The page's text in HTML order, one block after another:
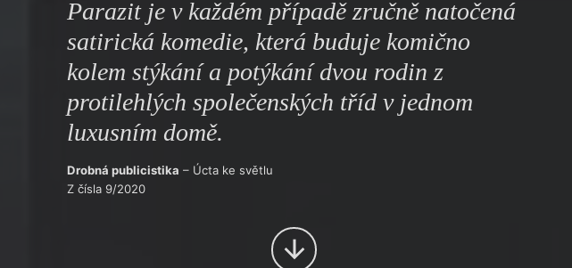
Výroční ceny
Parazit je v každém případě zručně natočená
satirická komedie, která buduje komično
kolem stýkání a potýkání dvou rodin z
protilehlých společenských tříd v jednom
luxusním domě.
Drobná publicistika – Úcta ke světlu
Z čísla 9/2020